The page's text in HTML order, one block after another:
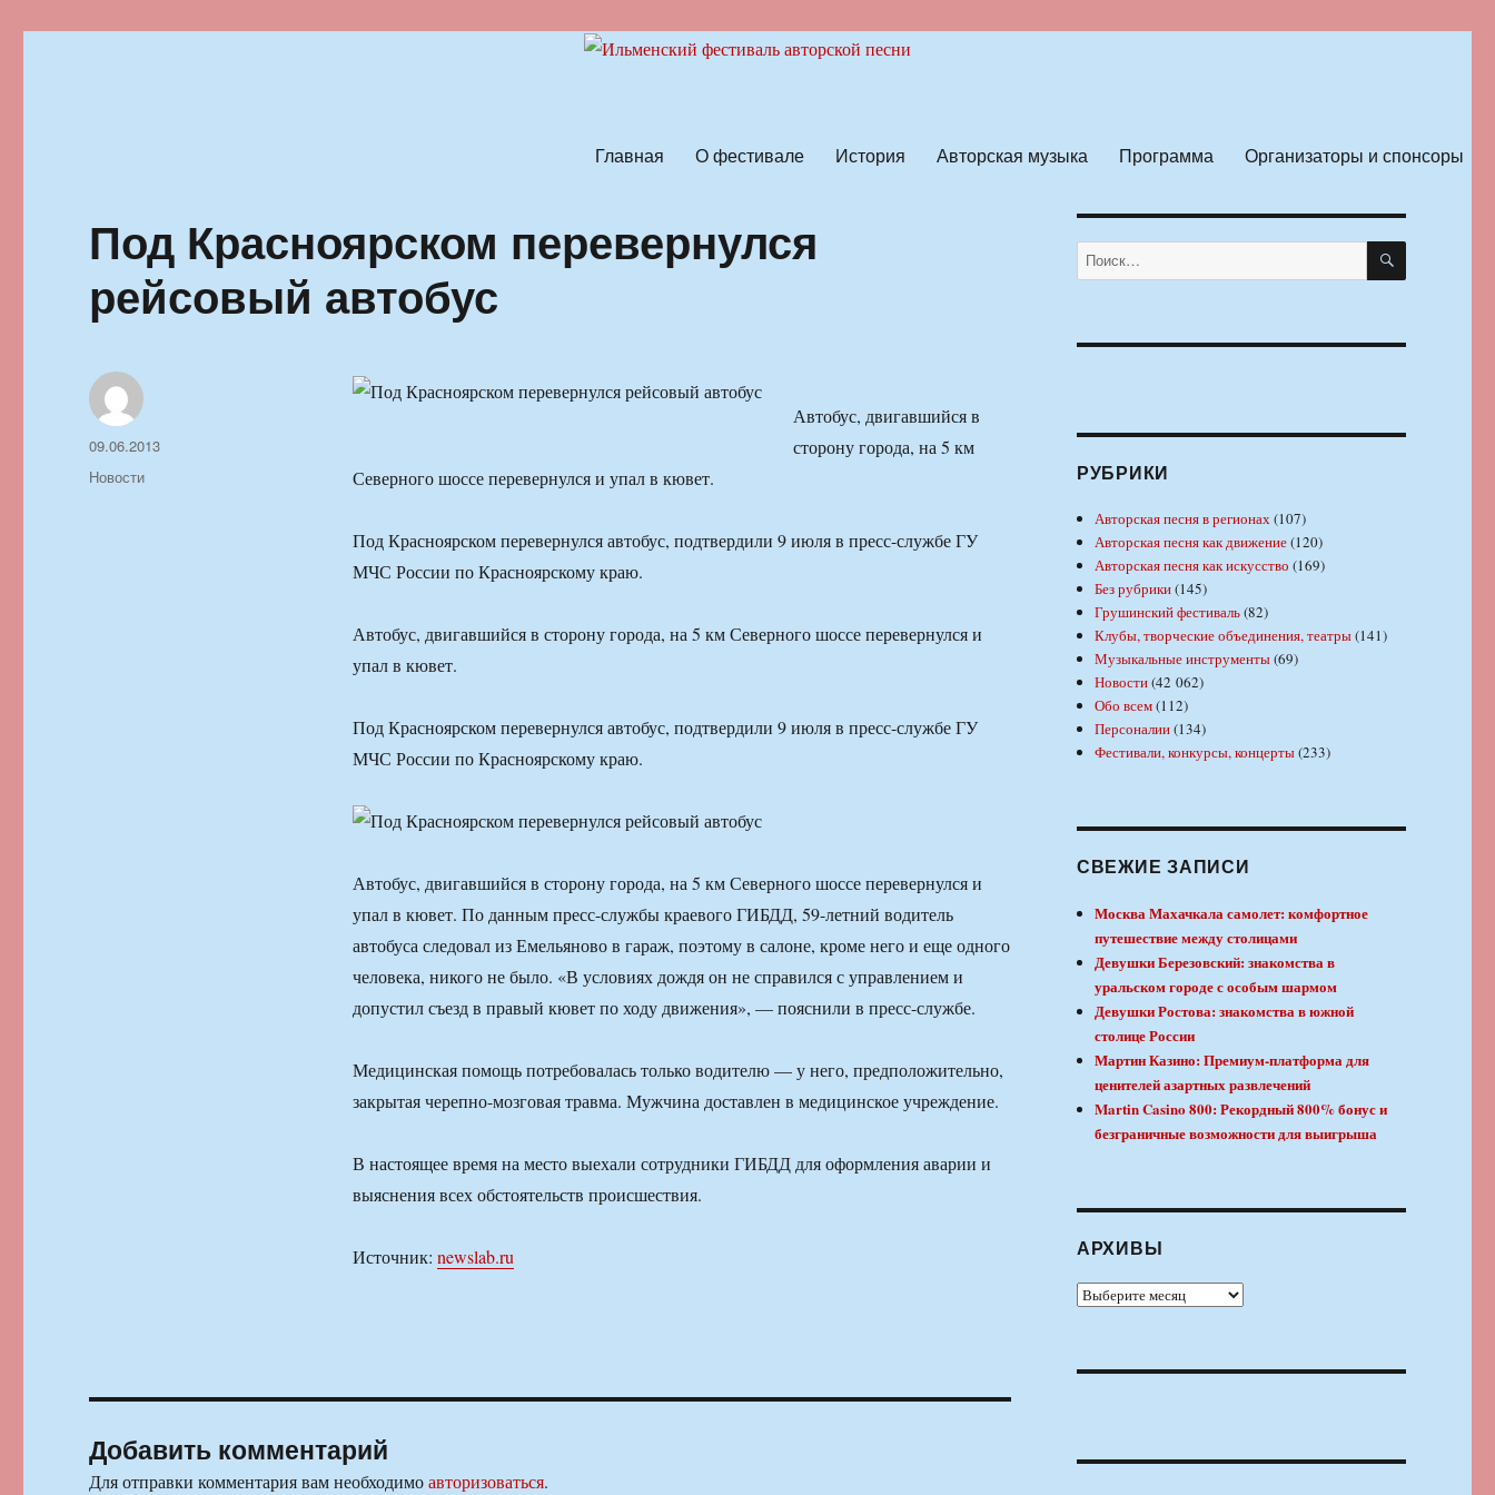
Главная О фестивале История Авторская музыка Программа Организаторы и спонсоры
Под Красноярском перевернулся
рейсовый автобус
Автобус, двигавшийся в
сторону города, на 5 км
Северного шоссе перевернулся и упал в кювет.
Под Красноярском перевернулся автобус, подтвердили 9 июля в пресс-службе ГУ
МЧС России по Красноярскому краю.
Автобус, двигавшийся в сторону города, на 5 км Северного шоссе перевернулся и
упал в кювет.
Под Красноярском перевернулся автобус, подтвердили 9 июля в пресс-службе ГУ
МЧС России по Красноярскому краю.
Автобус, двигавшийся в сторону города, на 5 км Северного шоссе перевернулся и
упал в кювет. По данным пресс-службы краевого ГИБДД, 59-летний водитель
автобуса следовал из Емельяново в гараж, поэтому в салоне, кроме него и еще одного
человека, никого не было. «В условиях дождя он не справился с управлением и
допустил съезд в правый кювет по ходу движения», — пояснили в пресс-службе.
Медицинская помощь потребовалась только водителю — у него, предположительно,
закрытая черепно-мозговая травма. Мужчина доставлен в медицинское учреждение.
В настоящее время на место выехали сотрудники ГИБДД для оформления аварии и
выяснения всех обстоятельств происшествия.
Источник: newslab.ru
Автор
Опубликовано
09.06.2013
Рубрики
Новости
Добавить комментарий
Для отправки комментария вам необходимоавторизоваться.
Искать: ПОИСК
РУБРИКИ
Авторская песня в регионах(107)
Авторская песня как движение(120)
Авторская песня как искусство (169)
Без рубрики(145)
Грушинский фестиваль(82)
Клубы, творческие объединения, театры(141)
Музыкальные инструменты(69)
Новости(42 062)
Обо всем(112)
Персоналии(134)
Фестивали, конкурсы, концерты(233)
СВЕЖИЕ ЗАПИСИ
Москва Махачкала самолет: комфортное
путешествие между столицами
Девушки Березовский: знакомства в
уральском городе с особым шармом
Девушки Ростова: знакомства в южной
столице России
Мартин Казино: Премиум-платформа для
ценителей азартных развлечений
Martin Casino 800: Рекордный 800% бонус и
безграничные возможности для выигрыша
АРХИВЫ
Архивы